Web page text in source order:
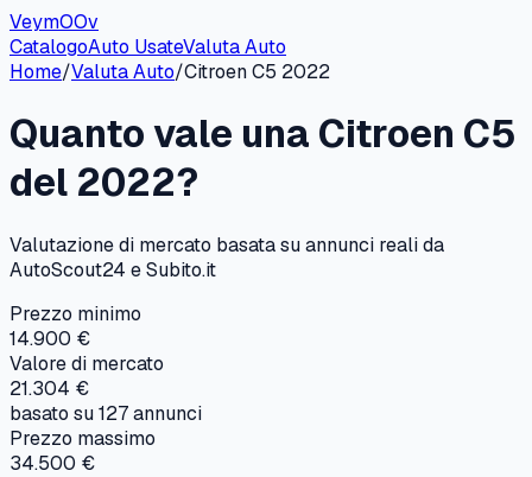
VeymOOv
CatalogoAuto UsateValuta Auto
Home/Valuta Auto/CitroenC5 2022
Quanto vale una Citroen C5
del 2022?
Valutazione di mercato basata su annunci reali da
AutoScout24 e Subito.it
Prezzo minimo
14.900 €
Valore di mercato
21.304 €
basato su127annunci
Prezzo massimo
34.500 €